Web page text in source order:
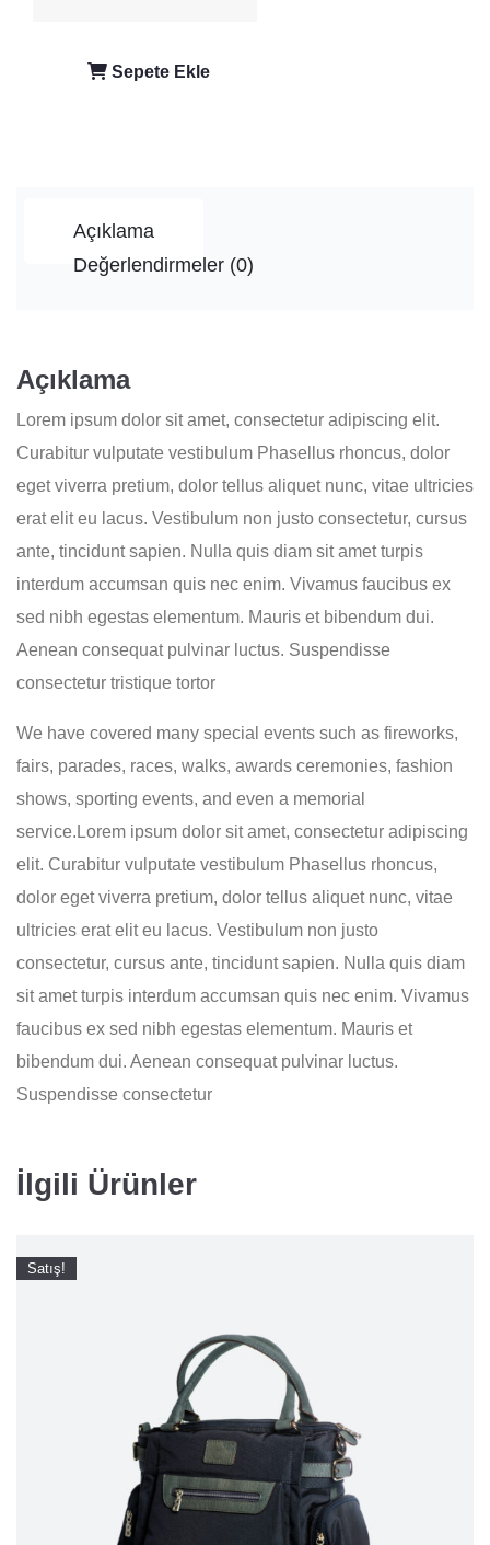
Sepete Ekle
Açıklama
Değerlendirmeler (0)
Açıklama
Lorem ipsum dolor sit amet, consectetur adipiscing elit.
Curabitur vulputate vestibulum Phasellus rhoncus, dolor
eget viverra pretium, dolor tellus aliquet nunc, vitae ultricies
erat elit eu lacus. Vestibulum non justo consectetur, cursus
ante, tincidunt sapien. Nulla quis diam sit amet turpis
interdum accumsan quis nec enim. Vivamus faucibus ex
sed nibh egestas elementum. Mauris et bibendum dui.
Aenean consequat pulvinar luctus. Suspendisse
consectetur tristique tortor
We have covered many special events such as fireworks,
fairs, parades, races, walks, awards ceremonies, fashion
shows, sporting events, and even a memorial
service.Lorem ipsum dolor sit amet, consectetur adipiscing
elit. Curabitur vulputate vestibulum Phasellus rhoncus,
dolor eget viverra pretium, dolor tellus aliquet nunc, vitae
ultricies erat elit eu lacus. Vestibulum non justo
consectetur, cursus ante, tincidunt sapien. Nulla quis diam
sit amet turpis interdum accumsan quis nec enim. Vivamus
faucibus ex sed nibh egestas elementum. Mauris et
bibendum dui. Aenean consequat pulvinar luctus.
Suspendisse consectetur
İlgili Ürünler
Satış!